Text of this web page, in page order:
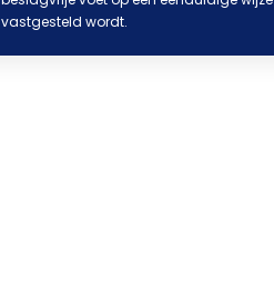
vastgesteld wordt.